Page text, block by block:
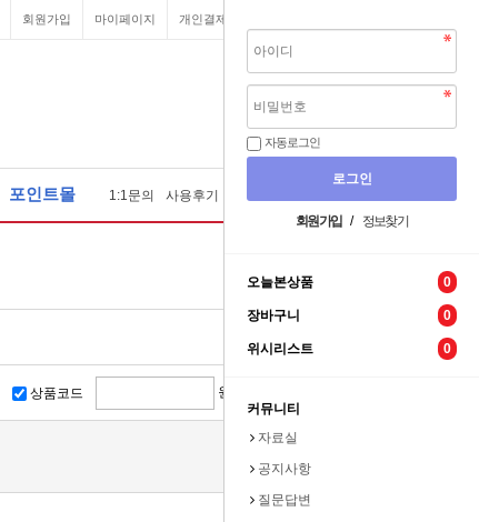
개인결제
마이페이지
회원가입
포인트몰 1:1문의 사용후기 질문답변
자동로그인
회원가입 / 정보찾기
오늘본상품 0
장바구니 0
위시리스트 0
커뮤니티
자료실
공지사항
질문답변
상품코드 원 ~